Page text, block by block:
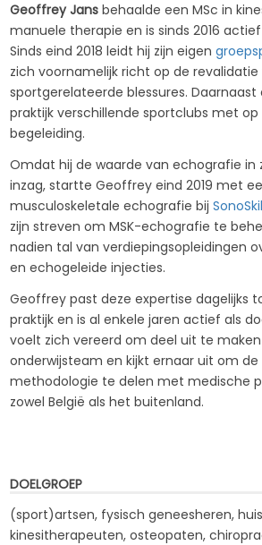
Geoffrey Jans behaalde een MSc in
manuele therapie en is sinds 2016
Sinds eind 2018 leidt hij zijn eigen
zich voornamelijk richt op de revalidatie
sportgerelateerde blessures.
praktijk verschillende sportclubs met
begeleiding.
Omdat hij de waarde van echografie in
inzag, startte Geoffrey eind 2019 met
musculoskeletale echografie bij
zijn streven om MSK-echografie te
nadien tal van verdiepingsopleidingen
en echogeleide injecties.
Geoffrey past deze expertise dagelijks
praktijk en is al enkele jaren actief als
voelt zich vereerd om deel uit te
onderwijsteam en kijkt ernaar uit om de
methodologie te delen met medische
zowel België als het buitenland.
DOELGROEP
(sport)artsen, fysisch geneesheren,
kinesitherapeuten, osteopaten,